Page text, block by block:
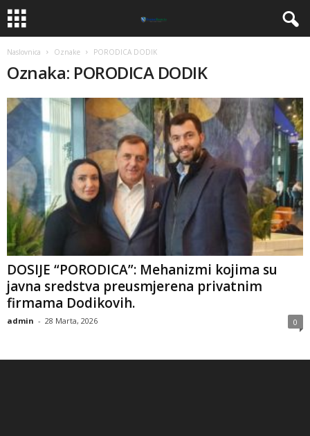
Naslovnica Oznake PORODICA DODIK
Oznaka: PORODICA DODIK
DOSIJE “PORODICA”: Mehanizmi kojima su
javna sredstva preusmjerena privatnim
firmama Dodikovih.
admin - 28 Marta, 2026 0